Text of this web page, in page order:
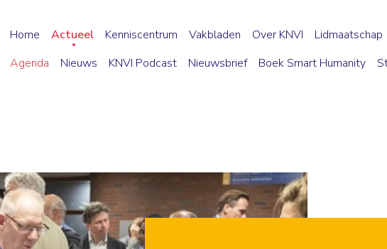
Home
Actueel
Agenda
Nieuws KNVI Podcast Nieuwsbrief Boek Smart Humanity
Kenniscentrum Vakbladen Over KNVI Lidmaatschap